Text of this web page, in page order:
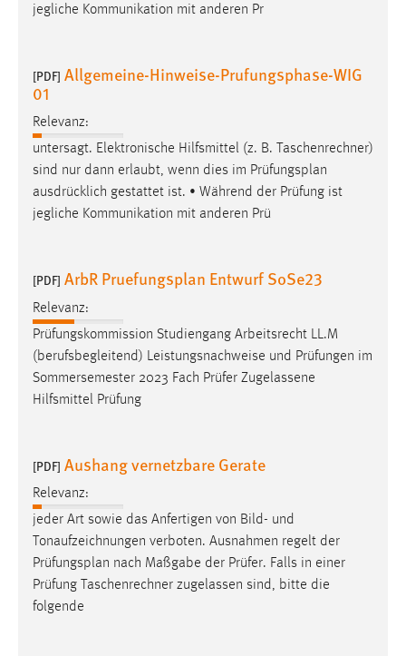
jegliche Kommunikation mit anderen Pr
[PDF] Allgemeine-Hinweise-Prufungsphase-WIG
01
Relevanz:
untersagt. Elektronische Hilfsmittel (z. B. Taschenrechner)
sind nur dann erlaubt, wenn dies im Prüfungsplan
ausdrücklich gestattet ist. • Während der Prüfung ist
jegliche Kommunikation mit anderen Prü
[PDF] ArbR Pruefungsplan Entwurf SoSe23
Relevanz:
Prüfungskommission Studiengang Arbeitsrecht LL.M
(berufsbegleitend) Leistungsnachweise und Prüfungen im
Sommersemester 2023 Fach Prüfer Zugelassene
Hilfsmittel Prüfung
[PDF] Aushang vernetzbare Gerate
Relevanz:
jeder Art sowie das Anfertigen von Bild- und
Tonaufzeichnungen verboten. Ausnahmen regelt der
Prüfungsplan nach Maßgabe der Prüfer. Falls in einer
Prüfung Taschenrechner zugelassen sind, bitte die
folgende
Vimeo